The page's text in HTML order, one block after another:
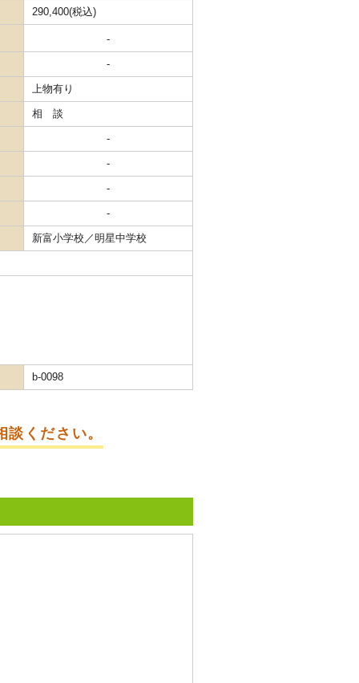
290,400(税込)
-
-
上物有り
相 談
-
-
-
-
新富小学校／明星中学校
b-0098
ください。